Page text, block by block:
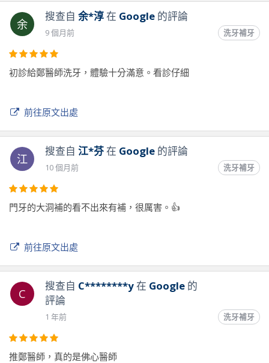
余
搜查自 余*淳在 Google的評論
9 個月前 洗牙補牙
初診給鄭醫師洗牙，體驗十分滿意。看診仔細
前往原文出處
江
搜查自 江*芬在 Google的評論
10 個月前 洗牙補牙
門牙的大洞補的看不出來有補，很厲害。👍
前往原文出處
C
搜查自 C********y在 Google的
評論
1 年前 洗牙補牙
推鄭醫師，真的是佛心醫師